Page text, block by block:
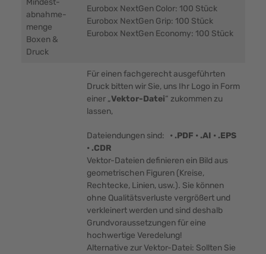
Mindest-
abnahme-
menge
Boxen &
Druck
Eurobox NextGen Color: 100 Stück
Eurobox NextGen Grip: 100 Stück
Eurobox NextGen Economy: 100 Stück
Für einen fachgerecht ausgeführten
Druck bitten wir Sie, uns Ihr Logo in Form
einer „Vektor-Datei“ zukommen zu
lassen,
Dateiendungen sind: • .PDF • .AI • .EPS
• .CDR
Vektor-Dateien definieren ein Bild aus
geometrischen Figuren (Kreise,
Rechtecke, Linien, usw.). Sie können
ohne Qualitätsverluste vergrößert und
verkleinert werden und sind deshalb
Grundvoraussetzungen für eine
hochwertige Veredelung!
Alternative zur Vektor-Datei: Sollten Sie